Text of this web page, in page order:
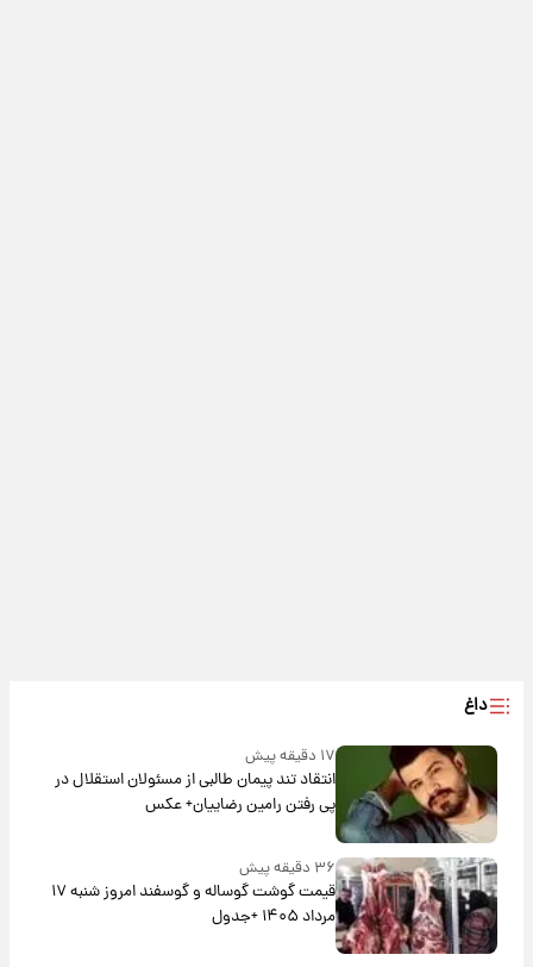
داغ
۱۷ دقیقه پیش
انتقاد تند پیمان طالبی از مسئولان استقلال در
پی رفتن رامین رضاییان+ عکس
۳۶ دقیقه پیش
قیمت گوشت گوساله و گوسفند امروز شنبه ۱۷
مرداد ۱۴۰۵ +جدول